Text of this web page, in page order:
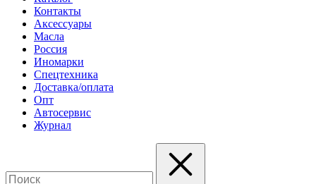
Контакты
Аксессуары
Масла
Россия
Иномарки
Спецтехника
Доставка/оплата
Опт
Автосервис
Журнал